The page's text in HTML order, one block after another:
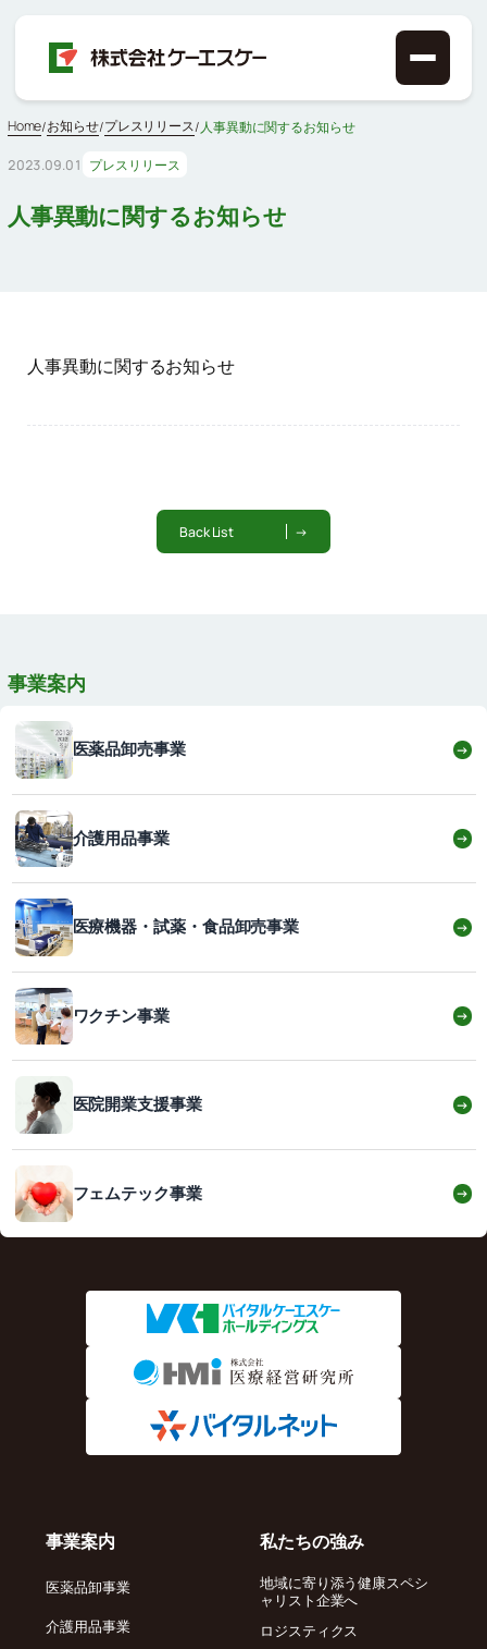
Home/お知らせ/プレスリリース/人事異動に関するお知らせ
2023.09.01 プレスリリース
人事異動に関するお知らせ
人事異動に関するお知らせ
Back List →
事業案内
医薬品卸売事業 →
介護用品事業 →
医療機器・試薬・食品卸売事業 →
ワクチン事業 →
医院開業支援事業 →
フェムテック事業 →
事業案内
医薬品卸事業
介護用品事業
私たちの強み
地域に寄り添う健康スペシ
ャリスト企業へ
ロジスティクス